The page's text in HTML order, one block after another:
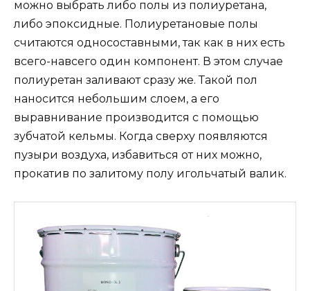
можно выбрать либо полы из полиуретана,
либо эпоксидные. Полиуретановые полы
считаются односоставными, так как в них есть
всего-навсего один компонент. В этом случае
полиуретан заливают сразу же. Такой пол
наносится небольшим слоем, а его
выравнивание производится с помощью
зубчатой кельмы. Когда сверху появляются
пузыри воздуха, избавиться от них можно,
прокатив по залитому полу игольчатый валик.